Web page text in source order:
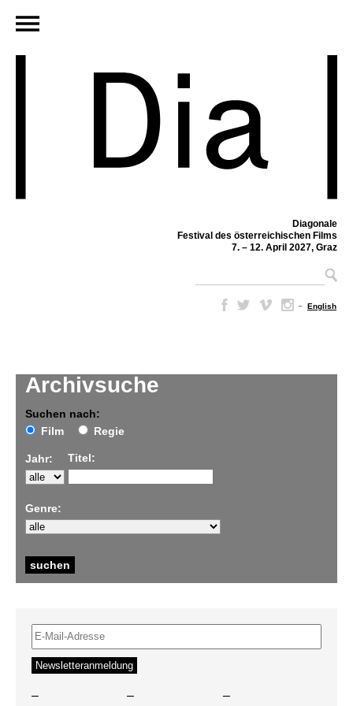
Diagonale
Festival des österreichischen Films
7. – 12. April 2027, Graz
– English
Archivsuche
Suchen nach:
Film
Regie
Jahr: Titel:
Genre:
– – –